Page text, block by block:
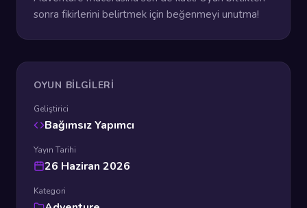
sonra fikirlerini belirtmek için beğenmeyi unutma!
OYUN BILGILERI
Geliştirici
Bağımsız Yapımcı
Yayın Tarihi
26 Haziran 2026
Kategori